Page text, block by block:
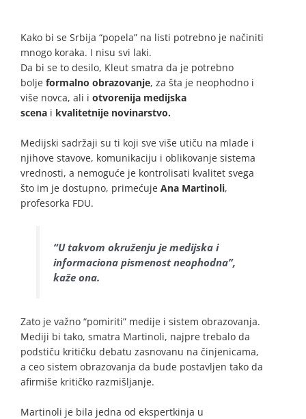
Kako bi se Srbija “popela” na listi potrebno je načiniti
mnogo koraka. I nisu svi laki.
Da bi se to desilo, Kleut smatra da je potrebno
bolje formalno obrazovanje, za šta je neophodno i
više novca, ali i otvorenija medijska
scena i kvalitetnije novinarstvo.
Medijski sadržaji su ti koji sve više utiču na mlade i
njihove stavove, komunikaciju i oblikovanje sistema
vrednosti, a nemoguće je kontrolisati kvalitet svega
što im je dostupno, primećuje Ana Martinoli,
profesorka FDU.
“U takvom okruženju je medijska i
informaciona pismenost neophodna”,
kaže ona.
Zato je važno “pomiriti” medije i sistem obrazovanja.
Mediji bi tako, smatra Martinoli, najpre trebalo da
podstiču kritičku debatu zasnovanu na činjenicama,
a ceo sistem obrazovanja da bude postavljen tako da
afirmiše kritičko razmišljanje.
Martinoli je bila jedna od ekspertkinja u